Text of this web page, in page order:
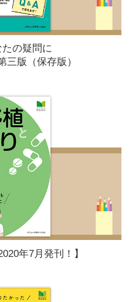
の疑問に
三版（保存版）
年7月発刊！】